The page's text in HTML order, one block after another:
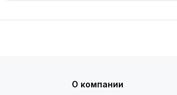
О компании